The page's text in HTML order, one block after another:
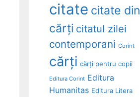
citate citate din
cărți citatul zilei
contemporani Corint
cărți cărți pentru copii
Editura Corint Editura
Humanitas Editura Litera